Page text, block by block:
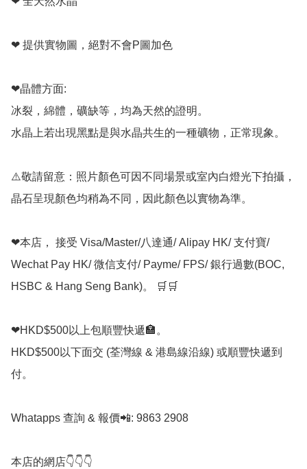
❤ 提供實物圖，絕對不會P圖加色
❤晶體方面:
冰裂，綿體，礦缺等，均為天然的證明。
水晶上若出現黑點是與水晶共生的一種礦物，正常現象。
⚠️敬請留意：照片顏色可因不同場景或室內白燈光下拍攝，
晶石呈現顏色均稍為不同，因此顏色以實物為準。
❤本店， 接受 Visa/Master/八達通/ Alipay HK/ 支付寶/
Wechat Pay HK/ 微信支付/ Payme/ FPS/ 銀行過數(BOC,
HSBC & Hang Seng Bank)。 🛒🛒
❤HKD$500以上包順豐快遞🏣。
HKD$500以下面交 (荃灣線 & 港島線沿線) 或順豐快遞到
付。
Whatapps 查詢 & 報價📲: 9863 2908
本店的網店👇👇👇